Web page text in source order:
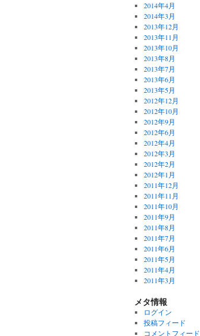
2014年4月
2014年3月
2013年12月
2013年11月
2013年10月
2013年8月
2013年7月
2013年6月
2013年5月
2012年12月
2012年10月
2012年9月
2012年6月
2012年4月
2012年3月
2012年2月
2012年1月
2011年12月
2011年11月
2011年10月
2011年9月
2011年8月
2011年7月
2011年6月
2011年5月
2011年4月
2011年3月
メタ情報
ログイン
投稿フィード
コメントフィード